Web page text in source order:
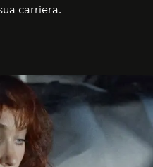
carriera.